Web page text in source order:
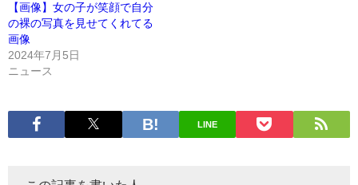
【画像】女の子が笑顔で自分
の裸の写真を見せてくれてる
画像
2024年7月5日
ニュース
LINE